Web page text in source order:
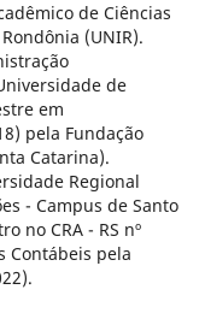
de Ciências
(UNIR).
de
em
pela Fundação
Catarina).
Regional
- Campus de Santo
no CRA - RS nº
Contábeis pela